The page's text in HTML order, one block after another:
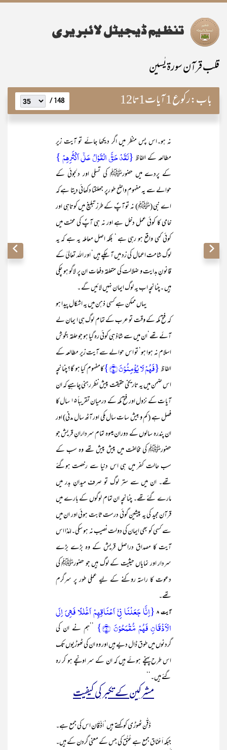
قلب قرآن سورۃ یٰسین
باب:رکوع 1 آیات1تا12 148 /
نہ ہو۔اس پس منظر میں اگر دیکھا جائے تو آیت زیر
مطالعہ کے الفاظ{لَقَدۡ حَقَّ الۡقَوۡلُ عَلٰۤی اَکۡثَرِہِمۡ }
کے پردے میں حضورﷺ کی تسلی اور دلجوئی کے
حوالے سے یہ مفہوم واضح طو رپر جھلکتا دکھائی دیتا ہے کہ
اے نبی (ﷺ) نہ تو آپؐ کے طرز تبلیغ میں کوتاہی اور
خامی کا کوئی عمل دخل ہے اور نہ ہی آپؐ کی محنت میں
کوئی کمی واقع ہو رہی ہے ‘ بلکہ اصل معاملہ یہ ہے کہ یہ
لوگ شامت اعمال کی زد میں آ چکے ہیں‘ اور اللہ تعالیٰ کے
قانو نِ ہدایت و ضلالت کی متعلقہ دفعات ان پر لاگو ہو چکی
ہیں ۔چنانچہ اب یہ لوگ ایمان نہیں لائیں گے ۔
یہاں ممکن ہے کسی ذہن میں یہ اشکال پیدا ہو
کہ فتح مکہ کے وقت تو عرب کے تمام لوگ ہی ا یمان لے
آئے تھے‘ان میں سے شاذ ہی کوئی رہ گیا ہو جو حلقہ بگوش
اسلام نہ ہوا ہو‘ تو اس حوالے سے آیت زیر مطالعہ کے
الفاظ{فَہُمۡ لَا یُؤۡمِنُوۡنَ ﴿۷﴾}
کامفہوم کیا ہو گا؟چنانچہ
اس ضمن میں یہ تاریخی حقیقت پیش نظر رہنی چاہیے کہ ان
آیات کے نزول اور فتح مکہ کے درمیان تقریباً ۱۵ سال کا
فصل ہے (کم و بیش سات سال مکی اور آٹھ سال مدنی) اور
ان پندرہ سالوں کے دوران میںوہ تمام سردارانِ قریش جو
حضورﷺ کی مخالفت میں پیش پیش تھے وہ سب کے
سب حالت کفر میں ہی اس دنیا سے رخصت ہوگئے
تھے۔ ان میں سے ستر لوگ تو صرف میدانِ بدر میں
مارے گئے تھے۔ چنانچہ ان تمام لوگوں کے بارے میں
قرآن مجید کی یہ پیشین گوئی درست ثابت ہوئی اور ان میں
سے کسی کو بھی ایمان کی دولت نصیب نہ ہو سکی۔لہٰذا اس
آیت کا مصداق دراصل قریش کے وہ بڑے بڑے
سردار اور نمایاں حیثیت کے لوگ ہیں جو حضورﷺ کی
دعوت کا راستہ روکنے کے لیے عملی طور پر سرگرم
تھے۔
آیت ۸ {اِنَّا جَعَلۡنَا فِیۡۤ اَعۡنَاقِہِمۡ اَغۡلٰلًا فَہِیَ اِلَی
الۡاَذۡقَانِ فَہُمۡ مُّقۡمَحُوۡنَ ﴿۸﴾}
’’ہم نے ان کی
گردنوں میں طوق ڈال دیے ہیں اور وہ ان کی ٹھوڑیوں تک
اس طرح پہنچے ہوئے ہیں کہ ان کے سر اونچے ہو کر رہ
گئے ہیں۔‘‘
مشرکین کے تکبر کی کیفیت
ذَقْن ٹھوڑی کو کہتے ہیں‘ اَذْقَان اس کی جمع ہے۔
جبکہ اَعْنَاق جمع ہے عُنُق کی جس کے معنی گردن کے ہیں۔